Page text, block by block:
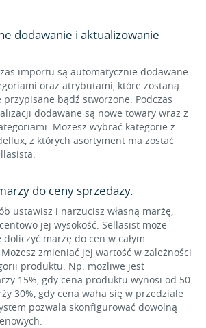
dodawanie i aktualizowanie
importu są automatycznie dodawane
oraz atrybutami, które zostaną
bądź stworzone. Podczas
dodawane są nowe towary wraz z
Możesz wybrać kategorie z
z których asortyment ma zostać
do ceny sprzedaży.
ustawisz i narzucisz własną marżę,
jej wysokość. Sellasist może
marżę do cen w całym
zmieniać jej wartość w zależności
produktu. Np. możliwe jest
15%, gdy cena produktu wynosi od 50
30%, gdy cena waha się w przedziale
pozwala skonfigurować dowolną